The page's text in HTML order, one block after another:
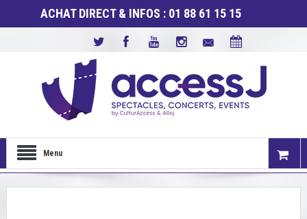
ACHAT DIRECT & INFOS : 01 88 61 15 15
Menu